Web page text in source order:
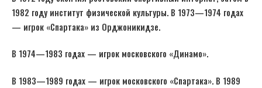
1982 году институт физической культуры. В 1973—1974 годах
— игрок «Спартака» из Орджоникидзе.
В 1974—1983 годах — игрок московского «Динамо».
В 1983—1989 годах — игрок московского «Спартака». В 1989